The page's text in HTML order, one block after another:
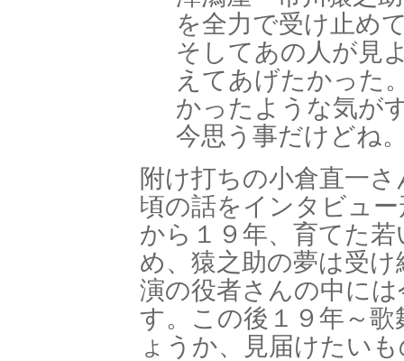
を全力で受け止め
そしてあの人が見
えてあげたかった
かったような気が
今思う事だけどね
附け打ちの小倉直一
頃の話をインタビュ
から１９年、育てた
め、猿之助の夢は受
演の役者さんの中に
す。この後１９年～
ょうか、見届けたい